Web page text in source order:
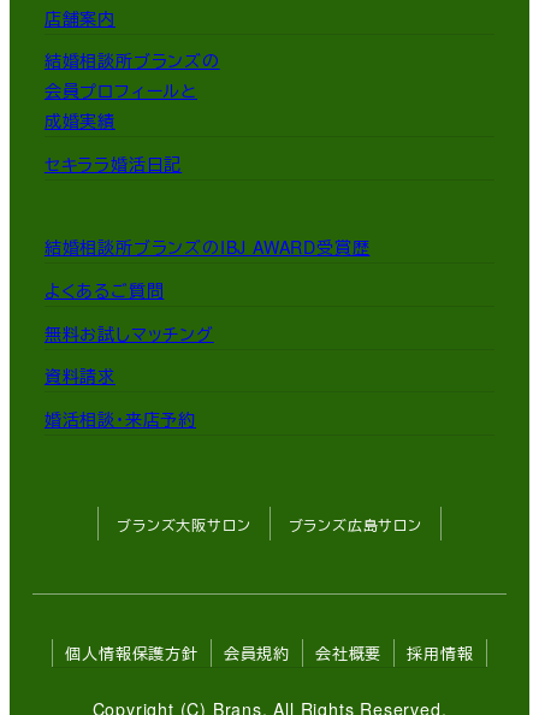
店舗案内
結婚相談所ブランズの
会員プロフィールと
成婚実績
セキララ婚活日記
結婚相談所ブランズのIBJ AWARD受賞歴
よくあるご質問
無料お試しマッチング
資料請求
婚活相談・来店予約
ブランズ大阪サロン ブランズ広島サロン
Copyright (C) Brans. All Rights Reserved.
個人情報保護方針 会員規約 会社概要 採用情報